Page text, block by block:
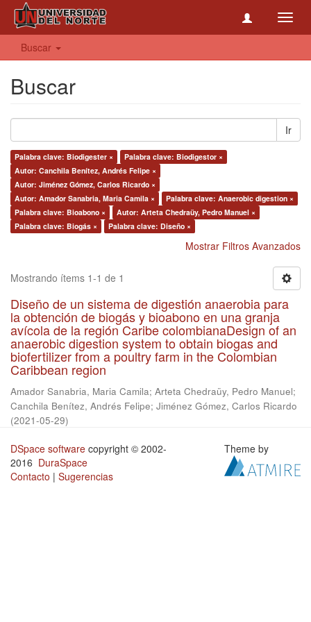
Buscar
Buscar
Ir
Palabra clave: Biodigester ×
Palabra clave: Biodigestor ×
Autor: Canchila Benítez, Andrés Felipe ×
Autor: Jiménez Gómez, Carlos Ricardo ×
Autor: Amador Sanabria, Maria Camila ×
Palabra clave: Anaerobic digestion ×
Palabra clave: Bioabono ×
Autor: Arteta Chedraüy, Pedro Manuel ×
Palabra clave: Biogás ×
Palabra clave: Diseño ×
Mostrar Filtros Avanzados
Mostrando ítems 1-1 de 1
Diseño de un sistema de digestión anaerobia para
la obtención de biogás y bioabono en una granja
avícola de la región Caribe colombianaDesign of an
anaerobic digestion system to obtain biogas and
biofertilizer from a poultry farm in the Colombian
Caribbean region
Amador Sanabria, Maria Camila; Arteta Chedraüy, Pedro Manuel;
Canchila Benítez, Andrés Felipe; Jiménez Gómez, Carlos Ricardo
(2021-05-29)
DSpace software copyright © 2002-
2016 DuraSpace
Contacto | Sugerencias
Theme by